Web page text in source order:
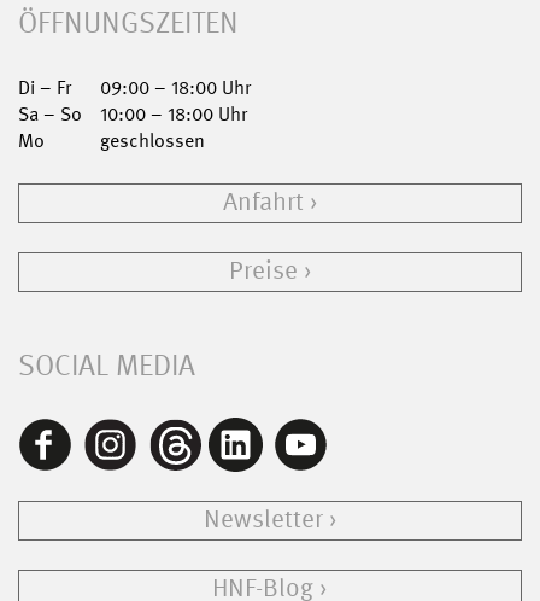
ÖFFNUNGSZEITEN
Di – Fr
09:00 – 18:00 Uhr
Sa – So
10:00 – 18:00 Uhr
Mo
geschlossen
Anfahrt
Preise
SOCIAL MEDIA
Newsletter
HNF-Blog